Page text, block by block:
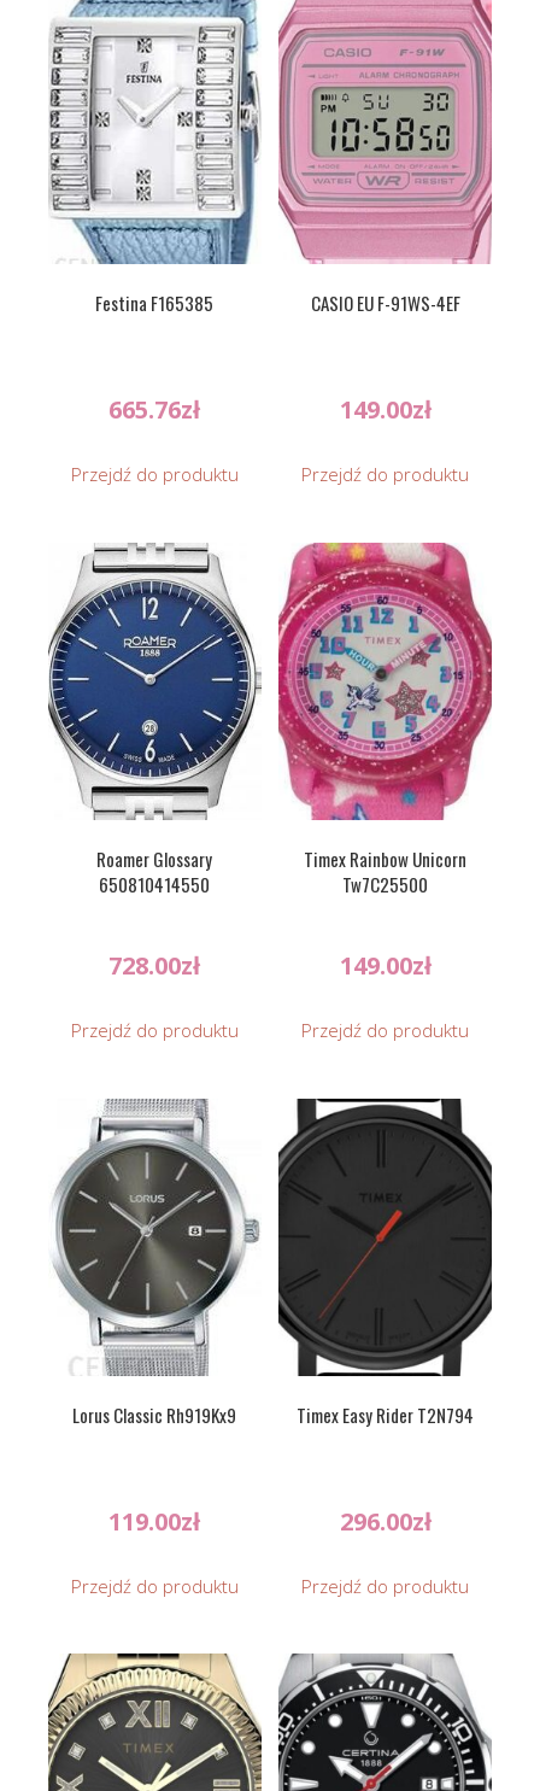
Festina F165385
665.76zł
Przejdź do produktu
CASIO EU F-91WS-4EF
149.00zł
Przejdź do produktu
Roamer Glossary
650810414550
728.00zł
Przejdź do produktu
Timex Rainbow Unicorn
Tw7C25500
149.00zł
Przejdź do produktu
Lorus Classic Rh919Kx9
119.00zł
Przejdź do produktu
Timex Easy Rider T2N794
296.00zł
Przejdź do produktu